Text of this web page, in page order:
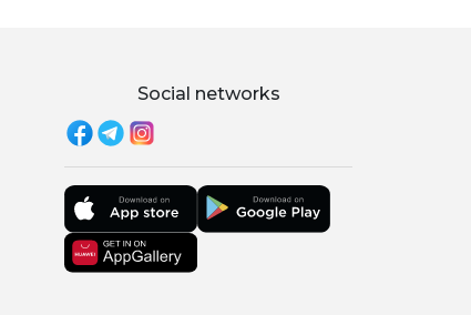
Social networks